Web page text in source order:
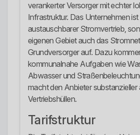
verankerter Versorger mit echter
Infrastruktur. Das Unternehmen ist
austauschbarer Stromvertrieb,
eigenen Gebiet auch das
Grundversorger auf. Dazu
kommunalnahe Aufgaben wie
Abwasser und
macht den Anbieter substanzieller
Vertriebshüllen.
Tarifstruktur